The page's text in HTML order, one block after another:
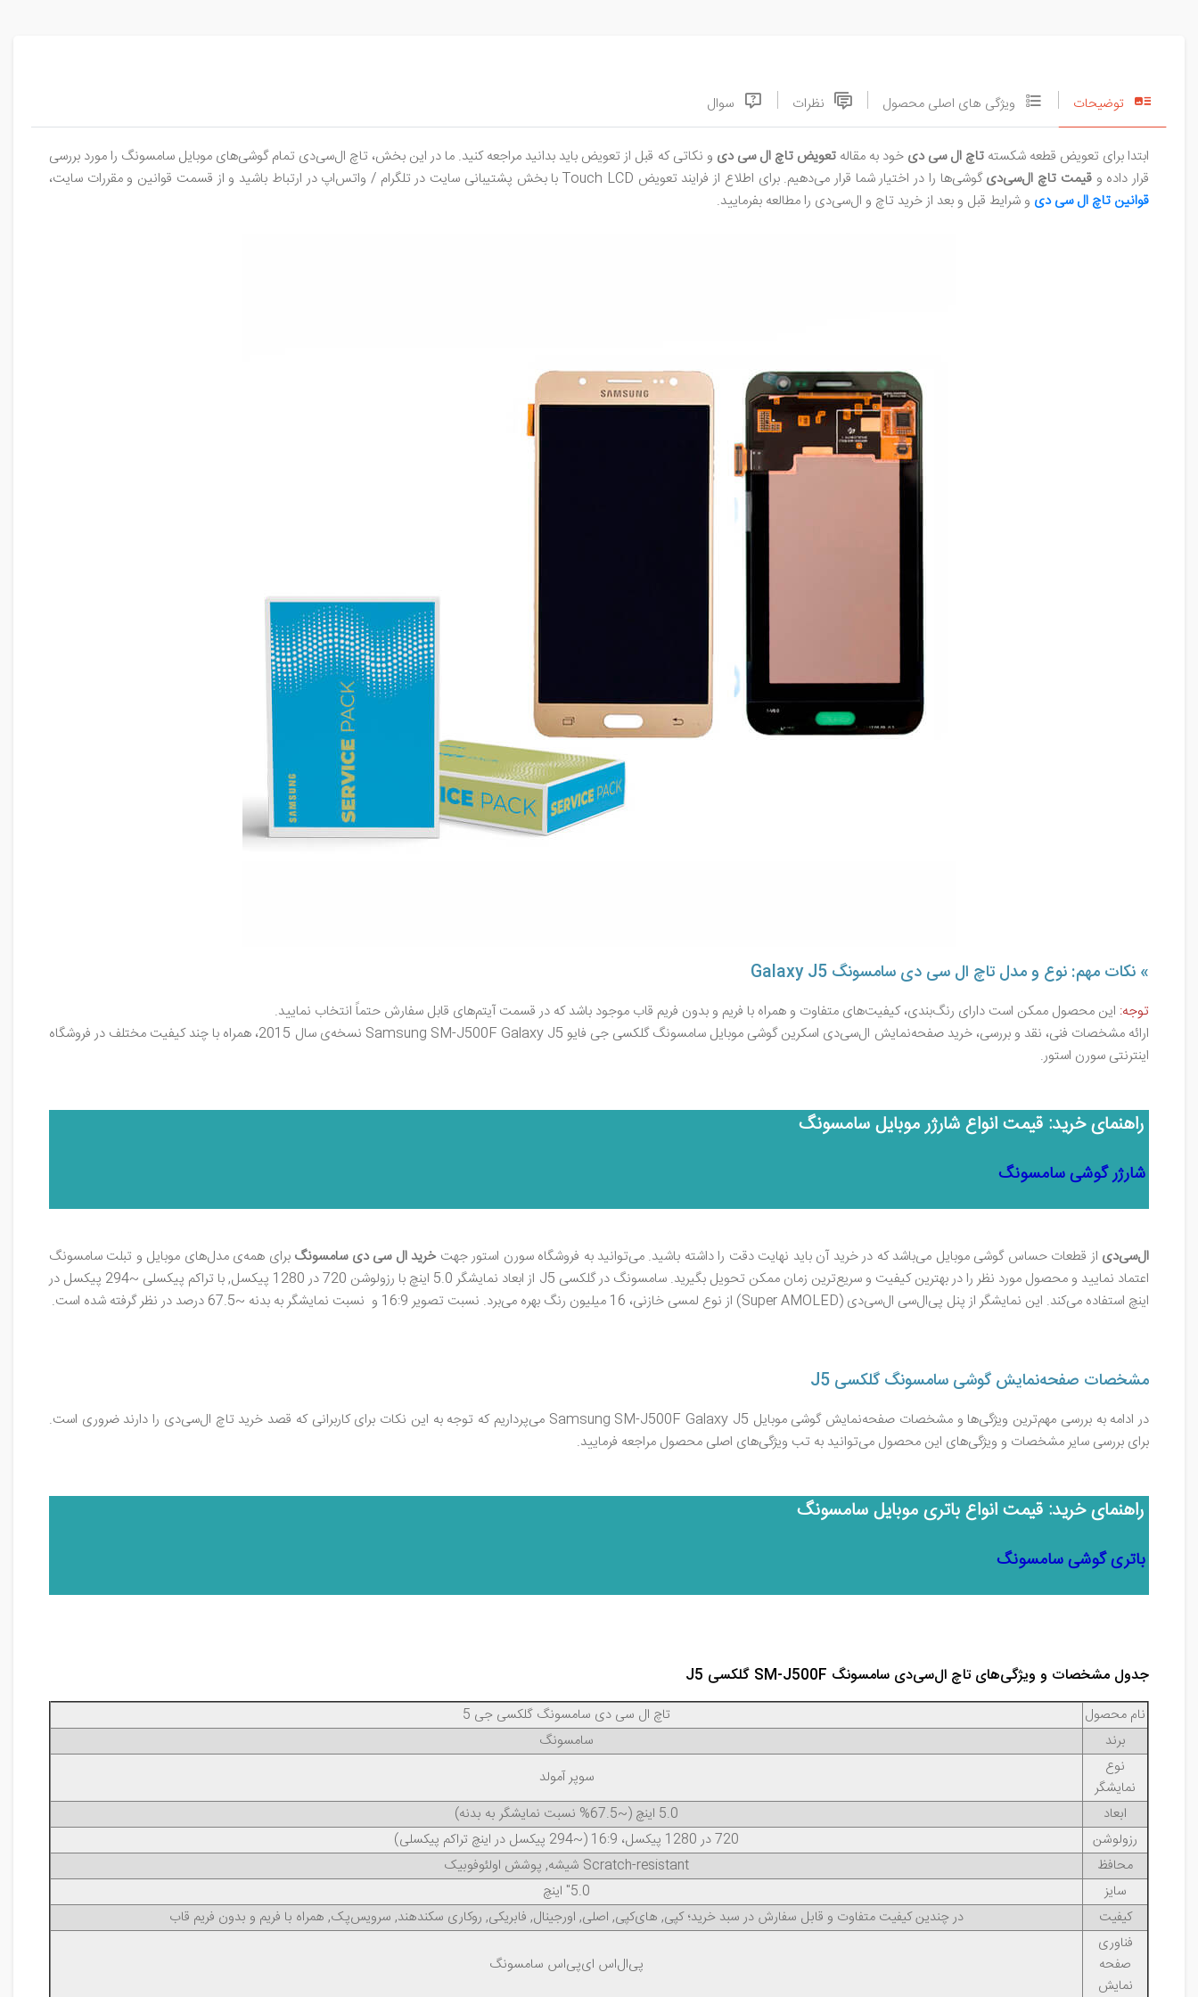
توضیحات ویژگی های اصلی محصول نظرات سوال
ابتدا برای تعویض قطعه شکستهتاچ ‌ال‌ سی‌ دی خود به مقالهتعویض تاچ ال‌ سی‌ دی و نکاتی که قبل از تعویض باید بدانید مراجعه کنید. ما در این بخش، تاچ‌ ال‌سی‌دی تمام گوشی‌های موبایل سامسونگ را مورد بررسی
قرار داده وقیمت تاچ ال‌سی‌دیگوشی‌ها را در اختیار شما قرار می‌دهیم. برای اطلاع از فرایند تعویض Touch LCD با بخش پشتیبانی سایت در تلگرام / واتس‌اپ در ارتباط باشید و از قسمت قوانین و مقررات سایت،
قوانین تاچ ال‌ سی‌ دی و شرایط قبل و بعد از خرید تاچ و ال‌سی‌دی را مطالعه بفرمایید.
» نکات مهم: نوع و مدل تاچ ال سی دی سامسونگ Galaxy J5
توجه: این محصول ممکن است دارای رنگ‌بندی، کیفیت‌های متفاوت و همراه با فریم و بدون فریم قاب موجود باشد که در قسمت آیتم‌های قابل سفارش حتماً انتخاب نمایید.
ارائه مشخصات فنی، نقد و بررسی، خرید صفحه‌نمایش ال‌سی‌دی اسکرین گوشی موبایل سامسونگ گلکسی جی فایو Samsung SM-J500F Galaxy J5 نسخه‌ی سال 2015، همراه با چند کیفیت مختلف در فروشگاه
اینترنتی سورن‌ استور.
راهنمای خرید: قیمت انواع شارژر موبایل سامسونگ
شارژر گوشی سامسونگ
ال‌‌سی‌دی از قطعات حساس گوشی موبایل می‌باشد که در خرید آن باید نهایت دقت را داشته باشید. می‌توانید به فروشگاه سورن استور جهت خرید ال‌ سی‌ دی سامسونگ برای همه‌ی مدل‌های موبایل و تبلت سامسونگ
اعتماد نمایید و محصول مورد نظر را در بهترین کیفیت و سریع‌ترین زمان ممکن تحویل بگیرید. سامسونگ در گلکسی J5 از ابعاد نمایشگر 5.0 اینچ با رزولوشن 720 در 1280 پیکسل, با تراکم پیکسلی ~294 پیکسل در
اینچ استفاده می‌کند. این نمایشگر از پنل پی‌ال‌سی ال‌سی‌دی (Super AMOLED) از نوع لمسی خازنی، 16 میلیون رنگ بهره می‌برد. نسبت تصویر 16:9 و نسبت نمایشگر به بدنه ~67.5 درصد در نظر گرفته شده است.
مشخصات صفحه‌نمایش گوشی سامسونگ گلکسی J5
در ادامه به بررسی مهم‌ترین ویژگی‌ها و مشخصات صفحه‌نمایش گوشی موبایل Samsung SM-J500F Galaxy J5 می‌پرداریم که توجه به این نکات برای کاربرانی که قصد خرید تاچ‌ ال‌سی‌دی را دارند ضروری است.
برای بررسی سایر مشخصات و ویژگی‌های این محصول می‌توانید به تب ویژگی‌های اصلی محصول مراجعه فرمایید.
راهنمای خرید: قیمت انواع باتری موبایل سامسونگ
باتری گوشی سامسونگ
جدول مشخصات و ویژگی‌های تاچ ال‌سی‌دی سامسونگ SM-J500F گلکسی J5
نام محصول
تاچ ال‌ سی‌ دی سامسونگ گلکسی جی 5
برند
سامسونگ
نوع
نمایشگر
سوپر آمولد
ابعاد
5.0 اینچ (~67.5% نسبت نمایشگر به بدنه)
رزولوشن
720 در 1280 پیکسل، 16:9 (~294 پیکسل در اینچ تراکم پیکسلی)
محافظ
Scratch-resistant شیشه, پوشش اولئوفوبیک
سایز
5.0" اینچ
کیفیت
در چندین کیفیت متفاوت و قابل سفارش در سبد خرید؛ کپی, های‌کپی, اصلی, اورجینال, فابریکی, روکاری سکند‌هند, سرویس‌پک, همراه با فریم و بدون فریم قاب
فناوری
صفحه
نمایش
پی‌ال‌اس ای‌پی‌اس سامسونگ